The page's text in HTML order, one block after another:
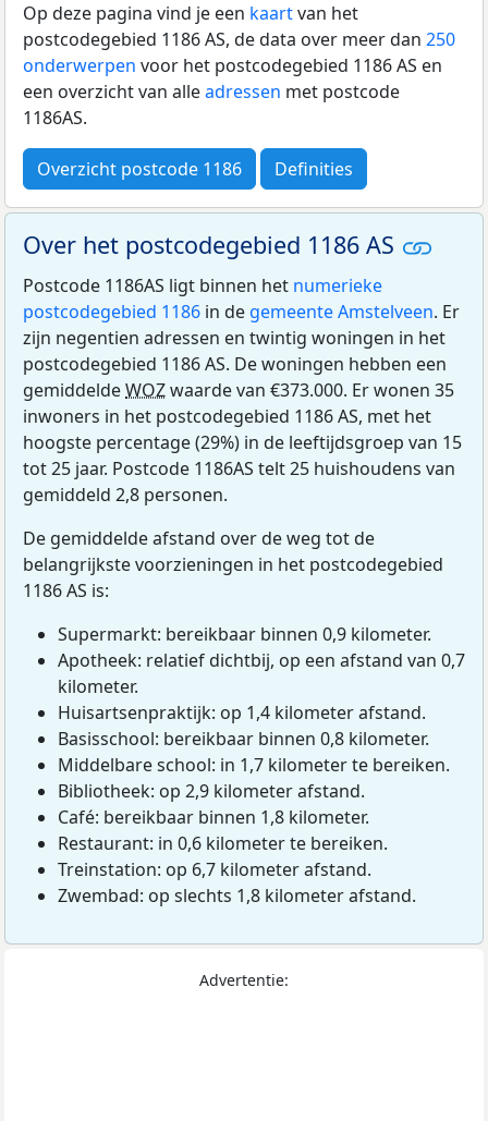
Op deze pagina vind je een kaartvan het
postcodegebied 1186 AS, de data over meer dan 250
onderwerpen voor het postcodegebied 1186 AS en
een overzicht van alleadressen met postcode
1186AS.
Overzicht postcode 1186 Definities
Over het postcodegebied 1186 AS
Postcode 1186AS ligt binnen het numerieke
postcodegebied 1186 in de gemeente Amstelveen. Er
zijn negentien adressen en twintig woningen in het
postcodegebied 1186 AS. De woningen hebben een
gemiddeldeWOZwaarde van €373.000. Er wonen 35
inwoners in het postcodegebied 1186 AS, met het
hoogste percentage (29%) in de leeftijdsgroep van 15
tot 25 jaar. Postcode 1186AS telt 25 huishoudens van
gemiddeld 2,8 personen.
De gemiddelde afstand over de weg tot de
belangrijkste voorzieningen in het postcodegebied
1186 AS is:
Supermarkt: bereikbaar binnen 0,9 kilometer.
Apotheek: relatief dichtbij, op een afstand van 0,7
kilometer.
Huisartsenpraktijk: op 1,4 kilometer afstand.
Basisschool: bereikbaar binnen 0,8 kilometer.
Middelbare school: in 1,7 kilometer te bereiken.
Bibliotheek: op 2,9 kilometer afstand.
Café: bereikbaar binnen 1,8 kilometer.
Restaurant: in 0,6 kilometer te bereiken.
Treinstation: op 6,7 kilometer afstand.
Zwembad: op slechts 1,8 kilometer afstand.
Advertentie: